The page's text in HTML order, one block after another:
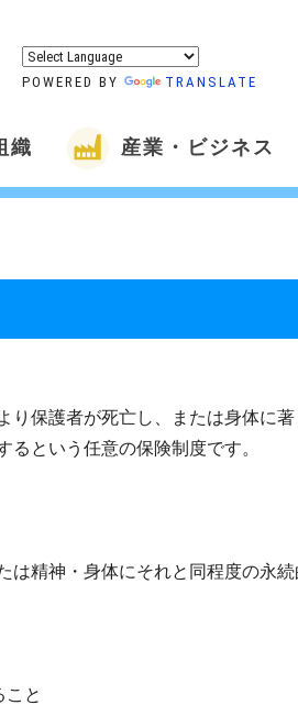
POWERED BY TRANSLATE
織 産業・ビジネス
保護者が死亡し、または身体に
という任意の保険制度です。
精神・身体にそれと同程度の永
と